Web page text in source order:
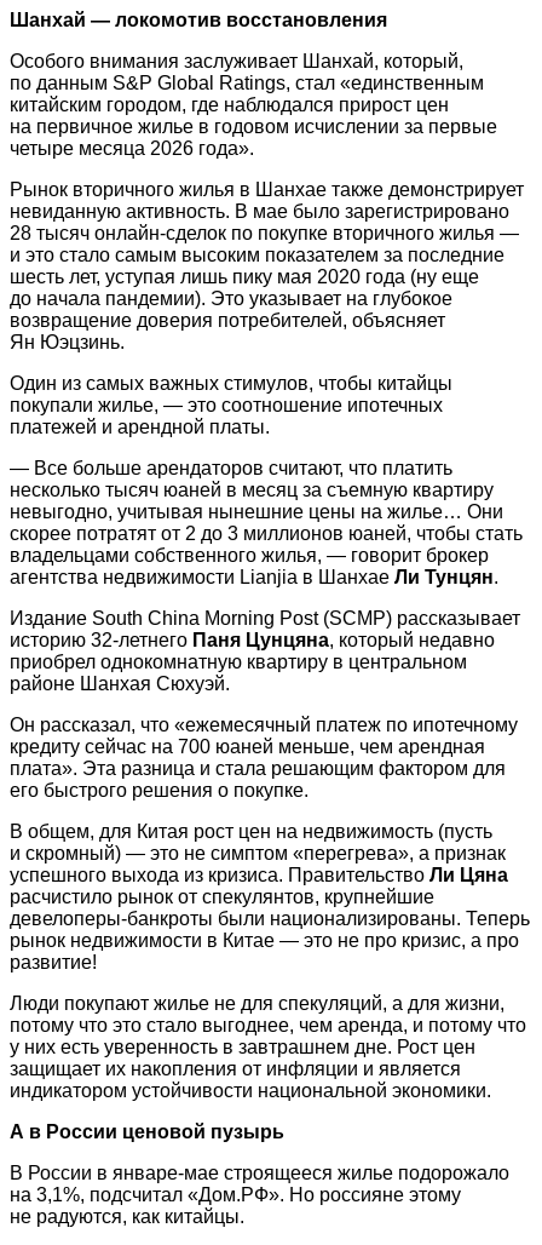
Шанхай — локомотив восстановления
Особого внимания заслуживает Шанхай, который,
по данным S&P Global Ratings, стал «единственным
китайским городом, где наблюдался прирост цен
на первичное жилье в годовом исчислении за первые
четыре месяца 2026 года».
Рынок вторичного жилья в Шанхае также демонстрирует
невиданную активность. В мае было зарегистрировано
28 тысяч онлайн-сделок по покупке вторичного жилья —
и это стало самым высоким показателем за последние
шесть лет, уступая лишь пику мая 2020 года (ну еще
до начала пандемии). Это указывает на глубокое
возвращение доверия потребителей, объясняет
Ян Юэцзинь.
Один из самых важных стимулов, чтобы китайцы
покупали жилье, — это соотношение ипотечных
платежей и арендной платы.
— Все больше арендаторов считают, что платить
несколько тысяч юаней в месяц за съемную квартиру
невыгодно, учитывая нынешние цены на жилье… Они
скорее потратят от 2 до 3 миллионов юаней, чтобы стать
владельцами собственного жилья, — говорит брокер
агентства недвижимости Lianjia в Шанхае Ли Тунцян.
Издание South China Morning Post (SCMP) рассказывает
историю 32-летнего Паня Цунцяна, который недавно
приобрел однокомнатную квартиру в центральном
районе Шанхая Сюхуэй.
Он рассказал, что «ежемесячный платеж по ипотечному
кредиту сейчас на 700 юаней меньше, чем арендная
плата». Эта разница и стала решающим фактором для
его быстрого решения о покупке.
В общем, для Китая рост цен на недвижимость (пусть
и скромный) — это не симптом «перегрева», а признак
успешного выхода из кризиса. Правительство Ли Цяна
расчистило рынок от спекулянтов, крупнейшие
девелоперы-банкроты были национализированы. Теперь
рынок недвижимости в Китае — это не про кризис, а про
развитие!
Люди покупают жилье не для спекуляций, а для жизни,
потому что это стало выгоднее, чем аренда, и потому что
у них есть уверенность в завтрашнем дне. Рост цен
защищает их накопления от инфляции и является
индикатором устойчивости национальной экономики.
А в России ценовой пузырь
В России в январе-мае строящееся жилье подорожало
на 3,1%, подсчитал «Дом.РФ». Но россияне этому
не радуются, как китайцы.